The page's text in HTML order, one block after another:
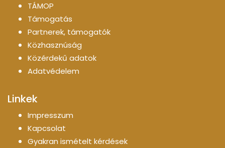
TÁMOP
Támogatás
Partnerek, támogatók
Közhasznúság
Közérdekű adatok
Adatvédelem
Linkek
Impresszum
Kapcsolat
Gyakran ismételt kérdések